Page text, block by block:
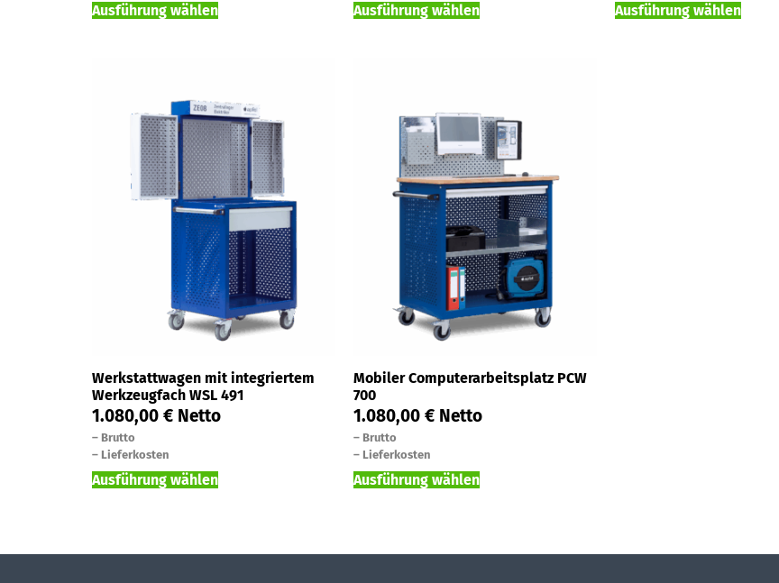
Ausführung wählen Ausführung wählen Ausführung wählen
Werkstattwagen mit integriertem
Werkzeugfach WSL 491
1.080,00 € Netto
– Brutto
– Lieferkosten
Ausführung wählen
Mobiler Computerarbeitsplatz PCW
700
1.080,00 € Netto
– Brutto
– Lieferkosten
Ausführung wählen